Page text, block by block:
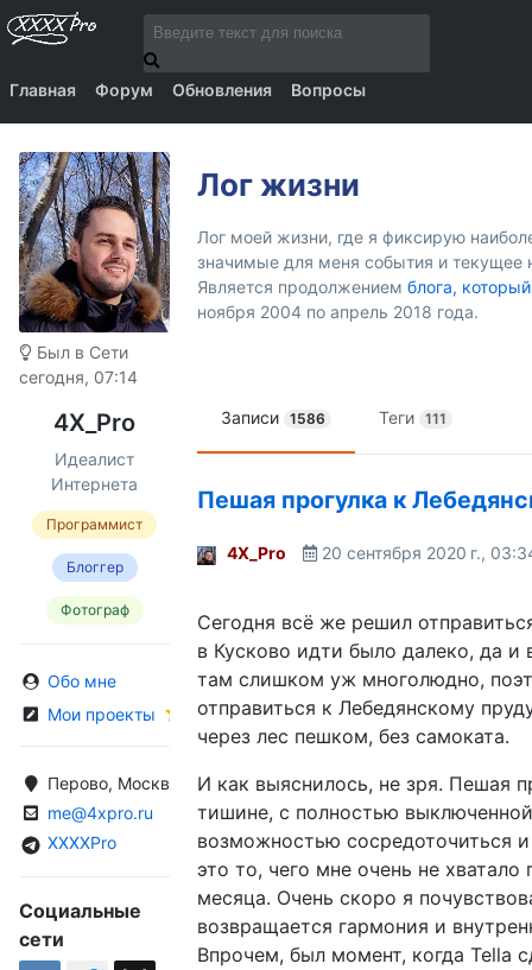
Главная Форум Обновления Вопросы
Был в Сети
сегодня, 07:14
4X_Pro
Идеалист
Интернета
Программист
Блоггер
Фотограф
Обо мне
Мои проекты
Перово, Москва, Россия
me@4xpro.ru
XXXXPro
Социальные
сети
Лог жизни
Лог моей жизни, где я фиксирую
значимые для меня события и текущее
Является продолжением блога,
ноября 2004 по апрель 2018 года.
Записи 1586 Теги 111
Пешая прогулка к
4X_Pro 20 сентября 2020 г.,
Сегодня всё же решил
в Кусково идти было далеко, да и
там слишком уж многолюдно,
отправиться к Лебедянскому
через лес пешком, без самоката.
И как выяснилось, не зря. Пешая
тишине, с полностью
возможностью сосредоточиться
это то, чего мне очень не хватало
месяца. Очень скоро я
возвращается гармония и
Впрочем, был момент, когда Tella